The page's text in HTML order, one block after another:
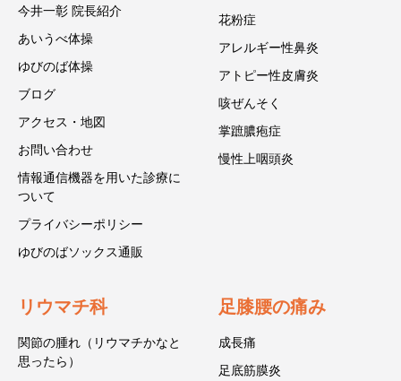
今井一彰 院長紹介
あいうべ体操
ゆびのば体操
ブログ
アクセス・地図
お問い合わせ
情報通信機器を用いた診療に
ついて
プライバシーポリシー
ゆびのばソックス通販
花粉症
アレルギー性鼻炎
アトピー性皮膚炎
咳ぜんそく
掌蹠膿疱症
慢性上咽頭炎
リウマチ科
関節の腫れ（リウマチかなと
思ったら）
足膝腰の痛み
成長痛
足底筋膜炎